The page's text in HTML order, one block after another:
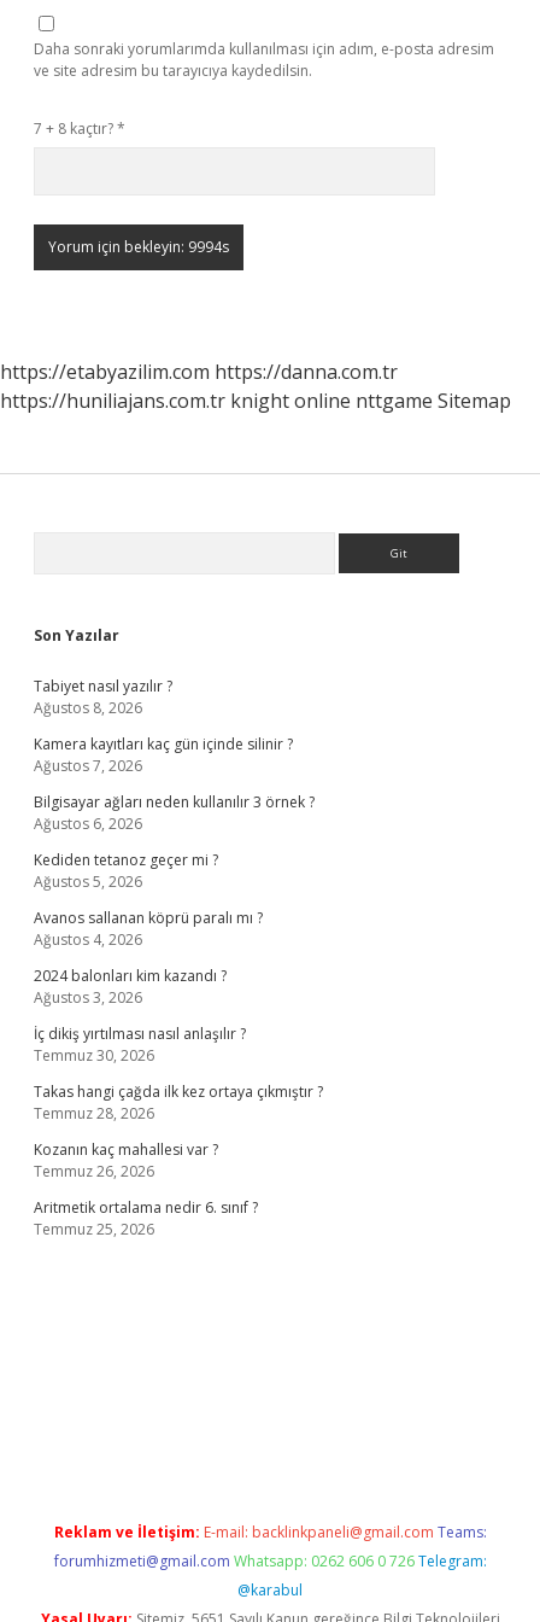
Daha sonraki yorumlarımda kullanılması için adım, e-posta adresim
ve site adresim bu tarayıcıya kaydedilsin.
7 + 8 kaçtır?*
https://etabyazilim.com https://danna.com.tr
https://huniliajans.com.tr knight online nttgame Sitemap
Son Yazılar
Tabiyet nasıl yazılır ?
Ağustos 8, 2026
Kamera kayıtları kaç gün içinde silinir ?
Ağustos 7, 2026
Bilgisayar ağları neden kullanılır 3 örnek ?
Ağustos 6, 2026
Kediden tetanoz geçer mi ?
Ağustos 5, 2026
Avanos sallanan köprü paralı mı ?
Ağustos 4, 2026
2024 balonları kim kazandı ?
Ağustos 3, 2026
İç dikiş yırtılması nasıl anlaşılır ?
Temmuz 30, 2026
Takas hangi çağda ilk kez ortaya çıkmıştır ?
Temmuz 28, 2026
Kozanın kaç mahallesi var ?
Temmuz 26, 2026
Aritmetik ortalama nedir 6. sınıf ?
Temmuz 25, 2026
Reklam ve İletişim: E-mail: backlinkpaneli@gmail.com Teams:
forumhizmeti@gmail.com Whatsapp: 0262 606 0 726 Telegram:
@karabul